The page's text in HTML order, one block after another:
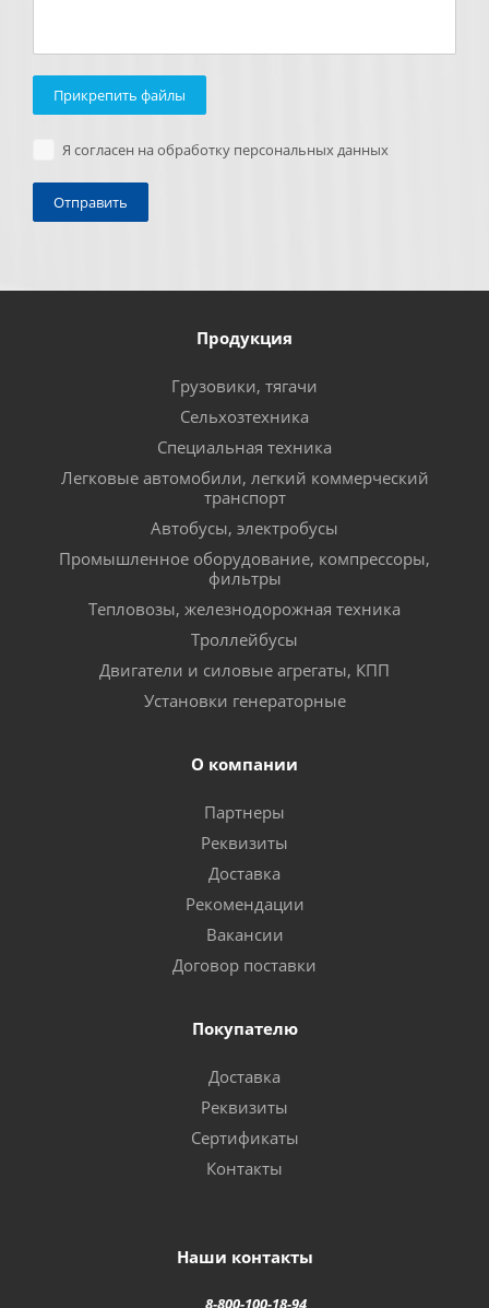
Прикрепить файлы
Я согласен на обработку персональных данных
Продукция
Грузовики, тягачи
Сельхозтехника
Специальная техника
Легковые автомобили, легкий коммерческий
транспорт
Автобусы, электробусы
Промышленное оборудование, компрессоры,
фильтры
Тепловозы, железнодорожная техника
Троллейбусы
Двигатели и силовые агрегаты, КПП
Установки генераторные
О компании
Партнеры
Реквизиты
Доставка
Рекомендации
Вакансии
Договор поставки
Покупателю
Доставка
Реквизиты
Сертификаты
Контакты
Наши контакты
8-800-100-18-94